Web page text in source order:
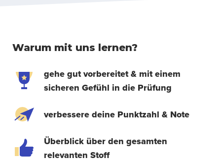
Warum mit uns lernen?
gehe gut vorbereitet & mit einem
sicheren Gefühl in die Prüfung
verbessere deine Punktzahl & Note
Überblick über den gesamten
relevanten Stoff